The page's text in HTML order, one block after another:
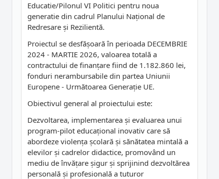
Educatie/Pilonul VI Politici pentru noua
generatie din cadrul Planului Național de
Redresare și Rezilientă.
Proiectul se desfășoară în perioada DECEMBRIE
2024 - MARTIE 2026, valoarea totală a
contractului de finanțare fiind de 1.182.860 lei,
fonduri nerambursabile din partea Uniunii
Europene - Următoarea Generație UE.
Obiectivul general al proiectului este:
Dezvoltarea, implementarea și evaluarea unui
program-pilot educațional inovativ care să
abordeze violența școlară și sănătatea mintală a
elevilor și cadrelor didactice, promovând un
mediu de învățare șigur și sprijinind dezvoltărea
personală și profesională a tuturor